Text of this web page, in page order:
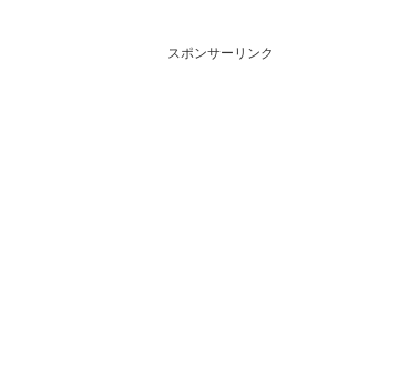
スポンサーリンク